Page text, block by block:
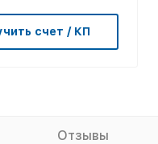
счет / КП
Отзывы